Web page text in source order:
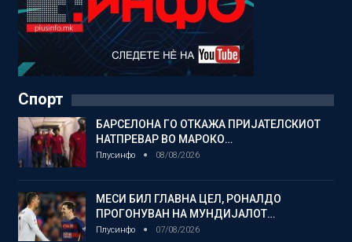
Спорт
БАРСЕЛОНА ГО ОТКАЖА ПРИЈАТЕЛСКИОТ
НАТПРЕВАР ВО МАРОКО…
Плусинфо 08/08/2026
МЕСИ БИЛ ГЛАВНА ЦЕЛ, РОНАЛДО
ПРОГОНУВАН НА МУНДИЈАЛОТ…
Плусинфо 07/08/2026